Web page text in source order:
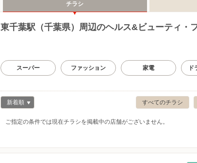
チラシ
東千葉駅（千葉県）周辺のヘルス&ビューティ・
スーパー ファッション 家電
すべてのチラシ
新着順
ご指定の条件では現在チラシを掲載中の店舗がございません。